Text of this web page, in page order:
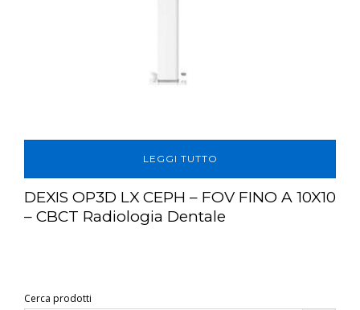
LEGGI TUTTO
DEXIS OP3D LX CEPH – FOV FINO A 10X10
– CBCT Radiologia Dentale
Cerca prodotti